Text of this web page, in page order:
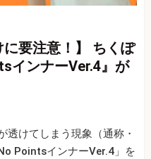
要注意！】 ちくぽ
インナーVer.4』が
透けてしまう現象（通称・
PointsインナーVer.4」を